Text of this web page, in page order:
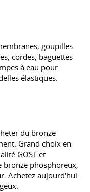
goupilles
cordes, baguettes
à eau pour
élastiques.
du bronze
Grand choix en
GOST et
bronze phosphoreux,
Achetez aujourd'hui.